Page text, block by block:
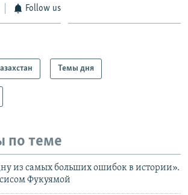
Follow us
Темы дня
по теме
из самых больших ошибок в истории».
Фукуямой